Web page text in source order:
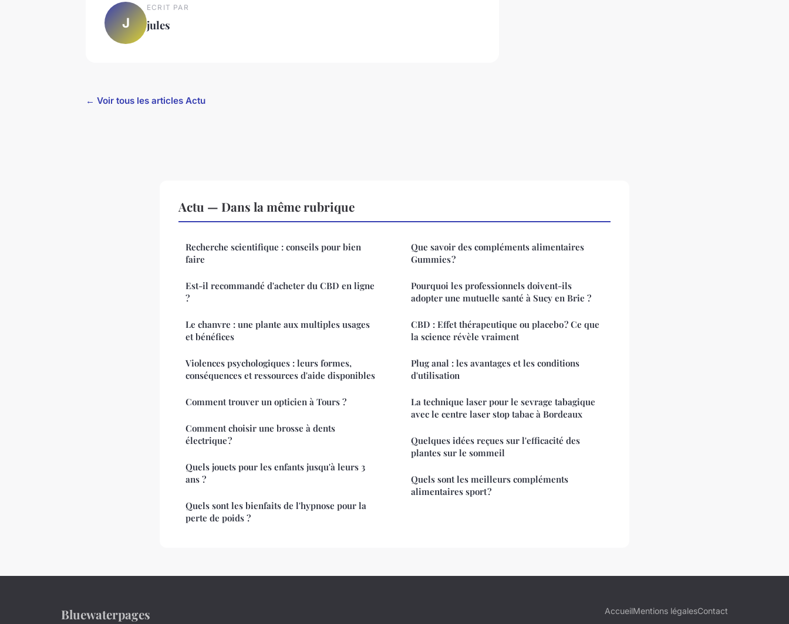
J
ECRIT PAR
jules
← Voir tous les articles Actu
Actu — Dans la même rubrique
Recherche scientifique : conseils pour bien
faire
Est-il recommandé d'acheter du CBD en ligne
?
Le chanvre : une plante aux multiples usages
et bénéfices
Violences psychologiques : leurs formes,
conséquences et ressources d'aide disponibles
Comment trouver un opticien à Tours ?
Comment choisir une brosse à dents
électrique ?
Quels jouets pour les enfants jusqu'à leurs 3
ans ?
Quels sont les bienfaits de l'hypnose pour la
perte de poids ?
Que savoir des compléments alimentaires
Gummies ?
Pourquoi les professionnels doivent-ils
adopter une mutuelle santé à Sucy en Brie ?
CBD : Effet thérapeutique ou placebo ? Ce que
la science révèle vraiment
Plug anal : les avantages et les conditions
d'utilisation
La technique laser pour le sevrage tabagique
avec le centre laser stop tabac à Bordeaux
Quelques idées reçues sur l'efficacité des
plantes sur le sommeil
Quels sont les meilleurs compléments
alimentaires sport ?
Bluewaterpages AccueilMentions légalesContact